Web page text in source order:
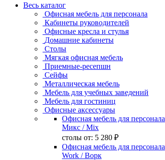
Весь каталог
Офисная мебель для персонала
Кабинеты руководителей
Офисные кресла и стулья
Домашние кабинеты
Столы
Мягкая офисная мебель
Приемные-ресепшн
Сейфы
Металлическая мебель
Мебель для учебных заведений
Мебель для гостиниц
Офисные аксессуары
Офисная мебель для персонала
Микс / Mix
столы от: 5 280 ₽
Офисная мебель для персонала
Work / Ворк